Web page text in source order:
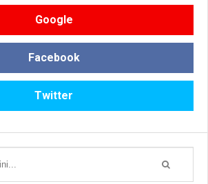
Google
Facebook
Twitter